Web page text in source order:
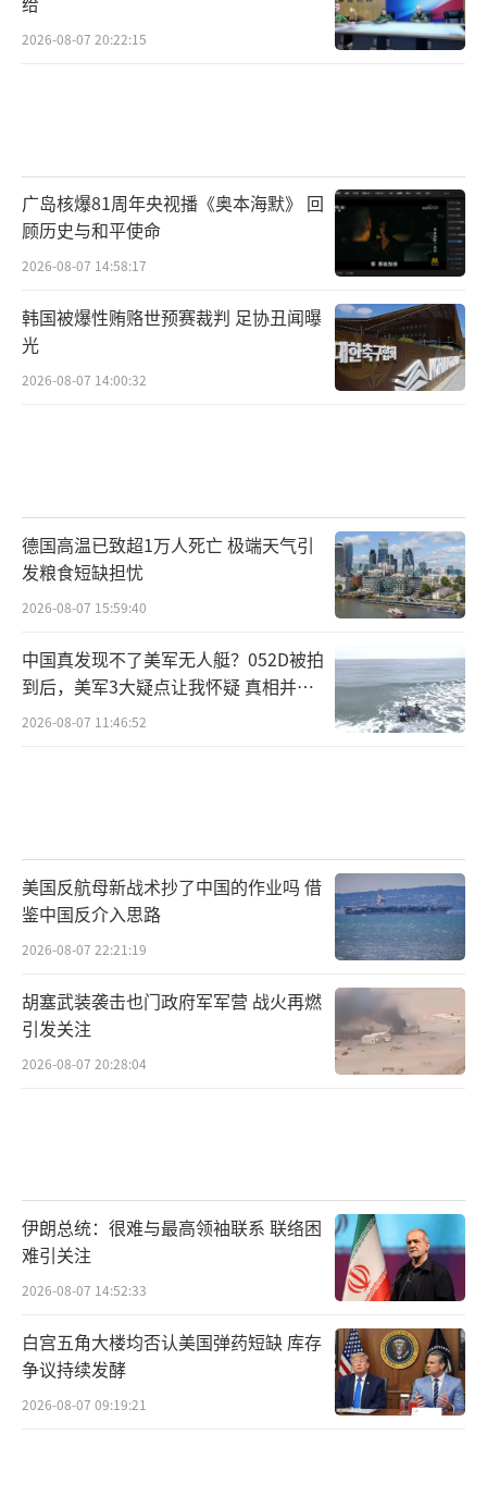
2026-08-07 20:22:15
广岛核爆81周年央视播《奥本海默》 回
顾历史与和平使命
2026-08-07 14:58:17
韩国被爆性贿赂世预赛裁判 足协丑闻曝
光
2026-08-07 14:00:32
德国高温已致超1万人死亡 极端天气引
发粮食短缺担忧
2026-08-07 15:59:40
中国真发现不了美军无人艇？052D被拍
到后，美军3大疑点让我怀疑 真相并非
如此
2026-08-07 11:46:52
美国反航母新战术抄了中国的作业吗 借
鉴中国反介入思路
2026-08-07 22:21:19
胡塞武装袭击也门政府军军营 战火再燃
引发关注
2026-08-07 20:28:04
伊朗总统：很难与最高领袖联系 联络困
难引关注
2026-08-07 14:52:33
白宫五角大楼均否认美国弹药短缺 库存
争议持续发酵
2026-08-07 09:19:21